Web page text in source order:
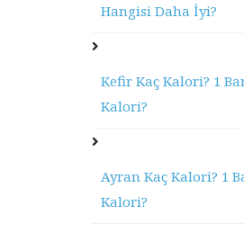
Hangisi Daha İyi?
Kefir Kaç Kalori? 1
Kalori?
Ayran Kaç Kalori? 1
Kalori?